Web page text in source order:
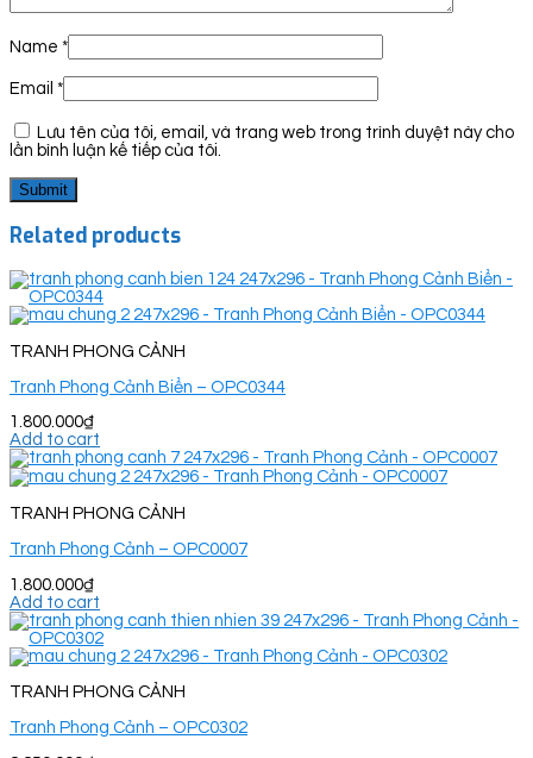
Name *
Email *
Lưu tên của tôi, email, và trang web trong trình duyệt này cho
lần bình luận kế tiếp của tôi.
Related products
TRANH PHONG CẢNH
Tranh Phong Cảnh Biển – OPC0344
1.800.000₫
Add to cart
TRANH PHONG CẢNH
Tranh Phong Cảnh – OPC0007
1.800.000₫
Add to cart
TRANH PHONG CẢNH
Tranh Phong Cảnh – OPC0302